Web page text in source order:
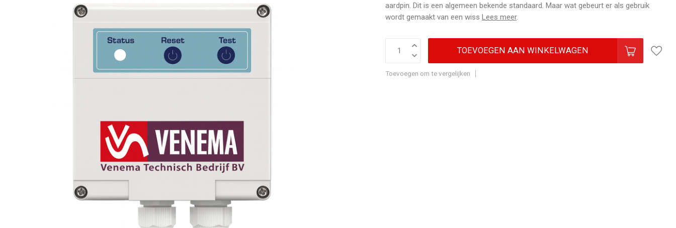
aardpin. Dit is een algemeen bekende standaard. Maar wat gebeurt er als gebruik
wordt gemaakt van een wissLees meer.
TOEVOEGEN AAN WINKELWAGEN
Toevoegen om te vergelijken